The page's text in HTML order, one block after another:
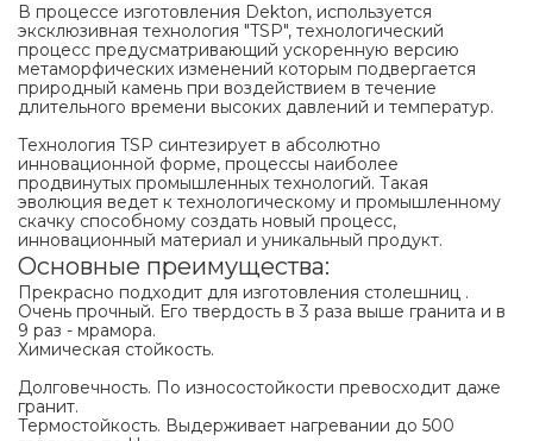
В процессе изготовления Dekton, используется
эксклюзивная технология "TSP", технологический
процесс предусматривающий ускоренную версию
метаморфических изменений которым подвергается
природный камень при воздействием в течение
длительного времени высоких давлений и температур.
Технология TSP синтезирует в абсолютно
инновационной форме, процессы наиболее
продвинутых промышленных технологий. Такая
эволюция ведет к технологическому и промышленному
скачку способному создать новый процесс,
инновационный материал и уникальный продукт.
Основные преимущества:
Прекрасно подходит для изготовления столешниц .
Очень прочный. Его твердость в 3 раза выше гранита и в
9 раз - мрамора.
Химическая стойкость.
Долговечность. По износостойкости превосходит даже
гранит.
Термостойкость. Выдерживает нагревании до 500